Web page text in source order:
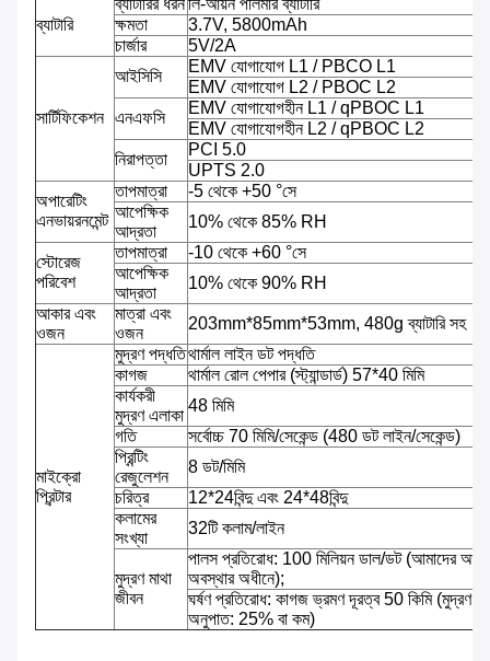
ব্যাটারি
ব্যাটারির ধরনলি-আয়ন পলিমার ব্যাটারি
ক্ষমতা
3.7V, 5800mAh
চার্জার
5V/2A
সার্টিফিকেশন
আইসিসি
EMV যোগাযোগ L1 / PBCO L1
EMV যোগাযোগ L2 / PBOC L2
এনএফসি
EMV যোগাযোগহীন L1 / qPBOC L1
EMV যোগাযোগহীন L2 / qPBOC L2
নিরাপত্তা
PCI 5.0
UPTS 2.0
অপারেটিং
এনভায়রনমেন্ট
তাপমাত্রা
-5 থেকে +50 °সে
আপেক্ষিক
আদ্রতা
10% থেকে 85% RH
স্টোরেজ
পরিবেশ
তাপমাত্রা
-10 থেকে +60 °সে
আপেক্ষিক
আদ্রতা
10% থেকে 90% RH
আকার এবং
ওজন
মাত্রা এবং
ওজন
203mm*85mm*53mm, 480g ব্যাটারি সহ
মাইক্রো
প্রিন্টার
মুদ্রণ পদ্ধতিথার্মাল লাইন ডট পদ্ধতি
কাগজ
থার্মাল রোল পেপার (স্ট্যান্ডার্ড) 57*40 মিমি
কার্যকরী
মুদ্রণ এলাকা
48 মিমি
গতি
সর্বোচ্চ 70 মিমি/সেকেন্ড (480 ডট লাইন/সেকেন্ড)
প্রিন্টিং
রেজুলেশন
8 ডট/মিমি
চরিত্র
12*24বিন্দু এবং 24*48বিন্দু
কলামের
সংখ্যা
32টি কলাম/লাইন
মুদ্রণ মাথা
জীবন
পালস প্রতিরোধ: 100 মিলিয়ন ডাল/ডট (আমাদের আদর্শ
অবস্থার অধীনে);
ঘর্ষণ প্রতিরোধ: কাগজ ভ্রমণ দূরত্ব 50 কিমি (মুদ্রণ
অনুপাত: 25% বা কম)